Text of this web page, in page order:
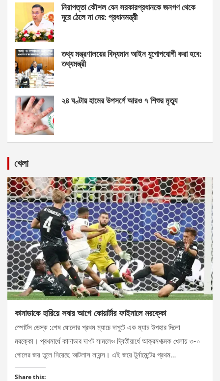
নিরাপত্তা কৌশল যেন সরকারপ্রধানকে জনগণ থেকে
দূরে ঠেলে না দেয়: প্রধানমন্ত্রী
তথ্য মন্ত্রণালয়ের বিদ্যমান আইন যুগোপযোগী করা হবে:
তথ্যমন্ত্রী
২৪ ঘণ্টায় হামের উপসর্গে আরও ৭ শিশুর মৃত্যু
খেলা
কানাডাকে হারিয়ে সবার আগে কোয়ার্টার ফাইনালে মরক্কো
স্পোর্টস ডেস্ক :শেষ ষোলোর প্রথম ম্যাচে দাপুটে এক ম্যাচ উপহার দিলো
মরক্কো। প্রথমার্ধে কানাডার দাপট সামলেও দ্বিতীয়ার্ধে আক্রমণাত্মক খেলায় ৩-০
গোলের জয় তুলে নিয়েছে আটলাস লায়ন্স। এই জয়ে টুর্নামেন্টের প্রথম…
Share this: